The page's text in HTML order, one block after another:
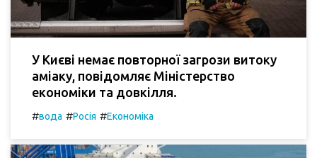
У Києві немає повторної загрози витоку
аміаку, повідомляє Міністерство
економіки та довкілля.
#вода #Росія #Економіка